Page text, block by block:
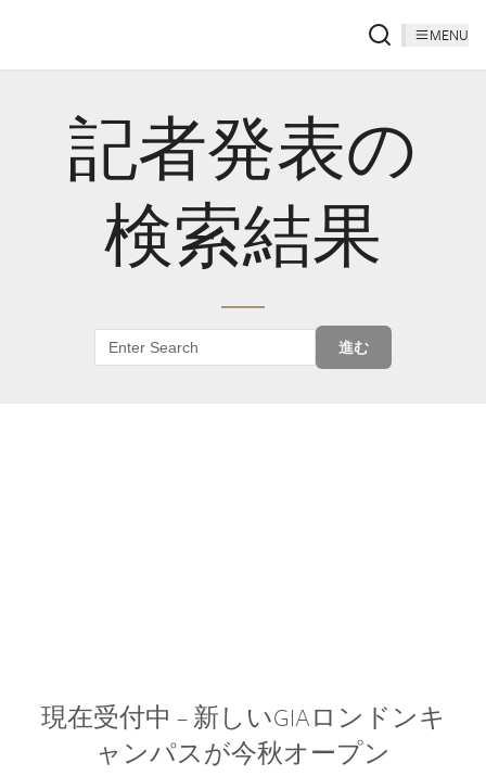
MENU
記者発表の
検索結果
進む
現在受付中 – 新しいGIAロンドンキ
ャンパスが今秋オープン